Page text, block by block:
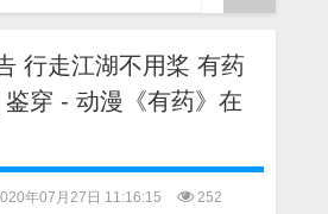
行走江湖不用桨 有药
穿 - 动漫《有药》在
年07月27日 11:16:15
252